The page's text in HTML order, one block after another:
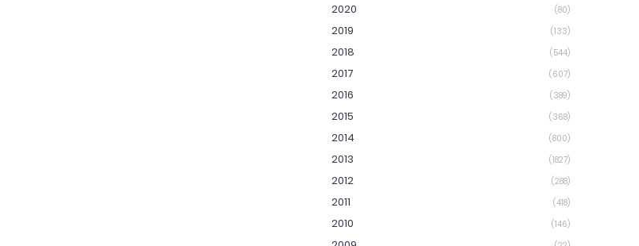
2020 (80)
2019 (133)
2018 (544)
2017 (607)
2016 (389)
2015 (368)
2014 (800)
2013 (1827)
2012 (288)
2011 (418)
2010 (146)